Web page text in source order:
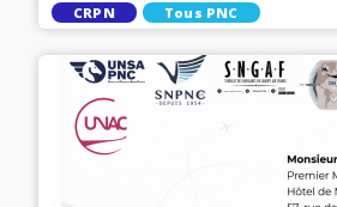
CRPN Tous PNC